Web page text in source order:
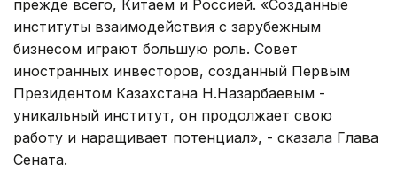
прежде всего, Китаем и Россией. «Созданные
институты взаимодействия с зарубежным
бизнесом играют большую роль. Совет
иностранных инвесторов, созданный Первым
Президентом Казахстана Н.Назарбаевым -
уникальный институт, он продолжает свою
работу и наращивает потенциал», - сказала Глава
Сената.